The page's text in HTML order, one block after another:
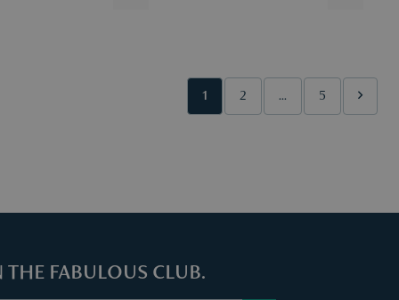
1 2 ... 5
THE FABULOUS CLUB.